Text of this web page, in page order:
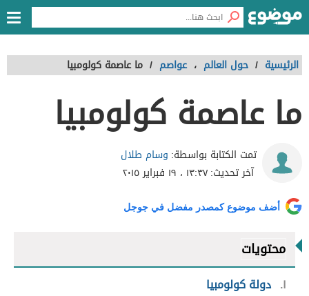
الرئيسية / حول العالم ، عواصم / ما عاصمة كولومبيا
ما عاصمة كولومبيا
تمت الكتابة بواسطة: وسام طلال
آخر تحديث:١٣:٣٧ ، ١٩ فبراير ٢٠١٥
أضف موضوع كمصدر مفضل في جوجل
محتويات
١ دولة كولومبيا